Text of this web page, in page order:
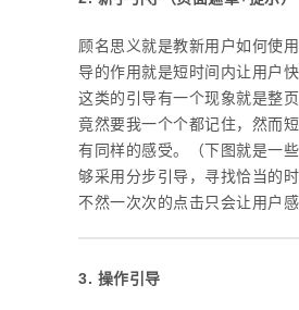
顾名思义就是教新用户如何使
导的作用就是短时间内让用户
这类的引导有一个现象就是整
竟然要我一个个都记住，然而
有同样的感受。（下图就是一
够采用分步引导，寻找恰当的
不然一次次的点击只会让用户感
3. 操作引导